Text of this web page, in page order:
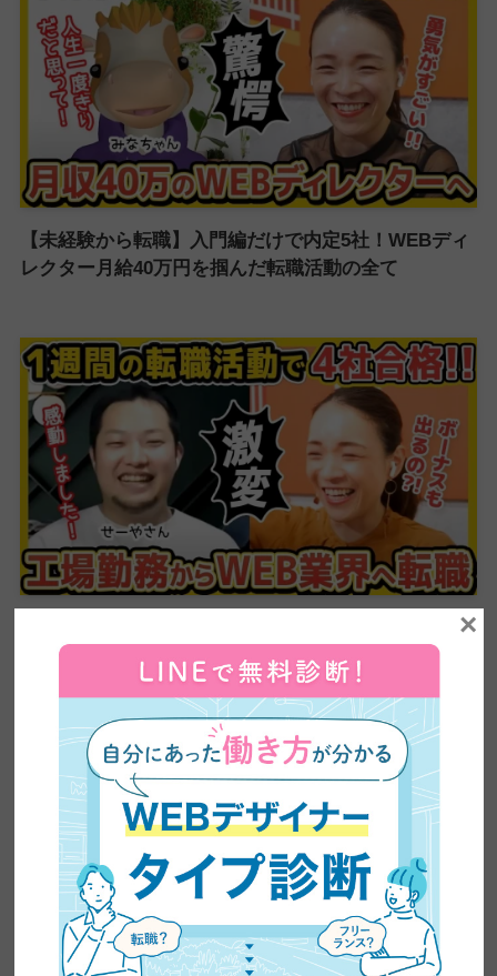
【未経験から転職】入門編だけで内定5社！WEBディ
レクター月給40万円を掴んだ転職活動の全て
【20代未経験】工場勤務9年から1週間で4社内定｜高
卒でもWEBデザイナーになれた転職活動の全記録
関連記事
日本デザインの裏側・日常
×